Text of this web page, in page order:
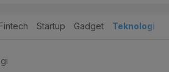
Fintech Startup Gadget Teknologi